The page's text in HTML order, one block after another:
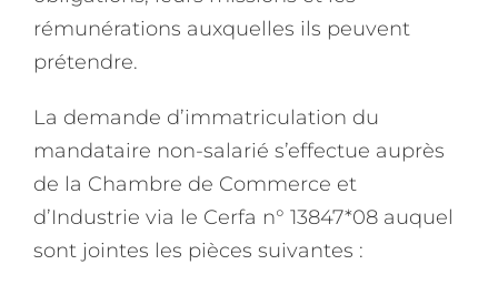
rémunérations auxquelles ils peuvent
prétendre.
La demande d’immatriculation du
mandataire non-salarié s’effectue auprès
de la Chambre de Commerce et
d’Industrie via le Cerfa n° 13847*08 auquel
sont jointes les pièces suivantes :